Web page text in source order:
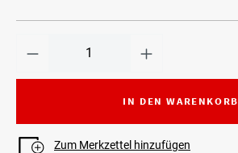
IN DEN WARENKORB
Zum Merkzettel hinzufügen